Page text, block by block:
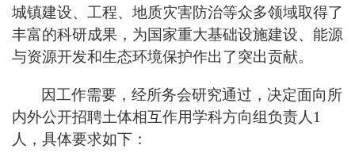
城镇建设、工程、地质灾害防治等众多领域取得了
丰富的科研成果，为国家重大基础设施建设、能源
与资源开发和生态环境保护作出了突出贡献。
因工作需要，经所务会研究通过，决定面向所
内外公开招聘土体相互作用学科方向组负责人1
人，具体要求如下：